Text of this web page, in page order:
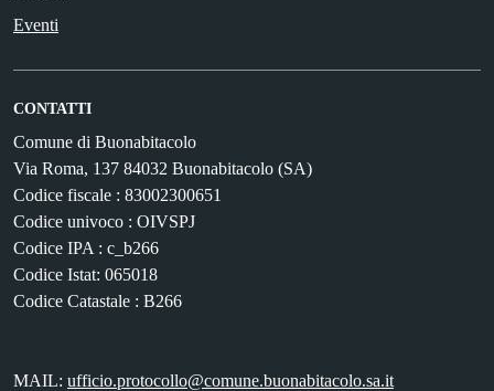
Eventi
CONTATTI
Comune di Buonabitacolo
Via Roma, 137 84032 Buonabitacolo (SA)
Codice fiscale : 83002300651
Codice univoco : OIVSPJ
Codice IPA : c_b266
Codice Istat: 065018
Codice Catastale : B266
MAIL: ufficio.protocollo@comune.buonabitacolo.sa.it